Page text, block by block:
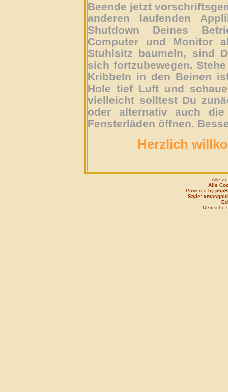
Beende jetzt
anderen laufenden
Shutdown Deines
Computer und Monitor
Stuhlsitz baumeln, sind
sich fortzubewegen.
Kribbeln in den Beinen
Hole tief Luft und
vielleicht solltest Du
oder alternativ auch
Fensterläden öffnen.
Herzlich
Alle
Alle
Powered by
Style: xmasgold
Deutsche